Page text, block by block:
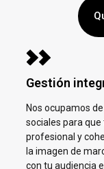
Gestión
Nos ocupamos
sociales para
profesional y
la imagen de
con tu audiencia